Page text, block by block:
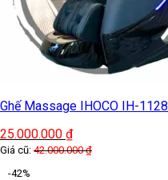
Ghế Massage IHOCO IH-1128
25.000.000 ₫
Giá cũ: 42.000.000₫
-42%